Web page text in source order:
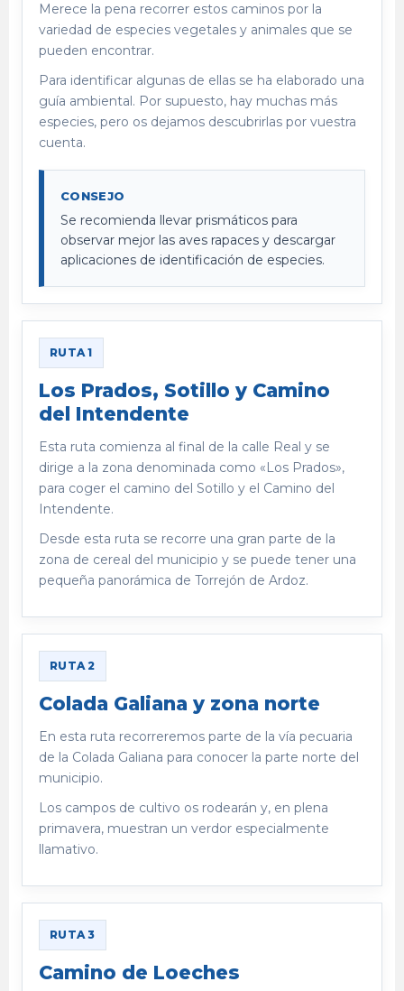
Merece la pena recorrer estos caminos por la
variedad de especies vegetales y animales que se
pueden encontrar.
Para identificar algunas de ellas se ha elaborado una
guía ambiental. Por supuesto, hay muchas más
especies, pero os dejamos descubrirlas por vuestra
cuenta.
CONSEJO
Se recomienda llevar prismáticos para
observar mejor las aves rapaces y descargar
aplicaciones de identificación de especies.
RUTA 1
Los Prados, Sotillo y Camino
del Intendente
Esta ruta comienza al final de la calle Real y se
dirige a la zona denominada como «Los Prados»,
para coger el camino del Sotillo y el Camino del
Intendente.
Desde esta ruta se recorre una gran parte de la
zona de cereal del municipio y se puede tener una
pequeña panorámica de Torrejón de Ardoz.
RUTA 2
Colada Galiana y zona norte
En esta ruta recorreremos parte de la vía pecuaria
de la Colada Galiana para conocer la parte norte del
municipio.
Los campos de cultivo os rodearán y, en plena
primavera, muestran un verdor especialmente
llamativo.
RUTA 3
Camino de Loeches